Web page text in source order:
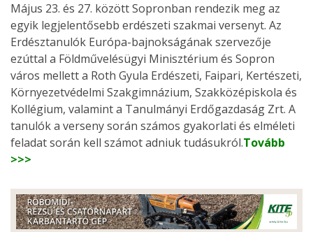
Május 23. és 27. között Sopronban rendezik meg az
egyik legjelentősebb erdészeti szakmai versenyt. Az
Erdésztanulók Európa-bajnokságának szervezője
ezúttal a Földművelésügyi Minisztérium és Sopron
város mellett a Roth Gyula Erdészeti, Faipari, Kertészeti,
Környezetvédelmi Szakgimnázium, Szakközépiskola és
Kollégium, valamint a Tanulmányi Erdőgazdaság Zrt. A
tanulók a verseny során számos gyakorlati és elméleti
feladat során kell számot adniuk tudásukról.Tovább
>>>